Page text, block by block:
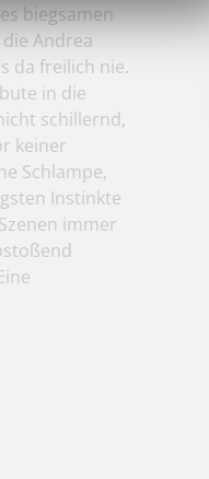
biegsamen
Andrea
da freilich nie.
in die
schillernd,
keiner
Schlampe,
Instinkte
immer